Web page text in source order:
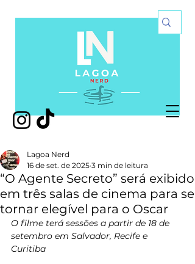
“O Agente Secreto” será exibido
em três salas de cinema para se
tornar elegível para o Oscar
Lagoa Nerd
16 de set. de 2025 3 min de leitura
O filme terá sessões a partir de 18 de
setembro em Salvador, Recife e
Curitiba